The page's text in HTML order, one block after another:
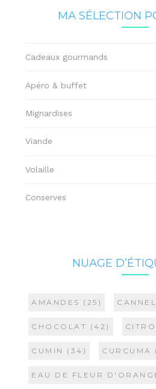
MA SÉLECTION
Cadeaux gourmands
Apéro & buffet
Mignardises
Viande
Volaille
Conserves
NUAGE
AMANDES (25)
CHOCOLAT (42)
CUMIN (34) CURCUMA
EAU DE FLEUR